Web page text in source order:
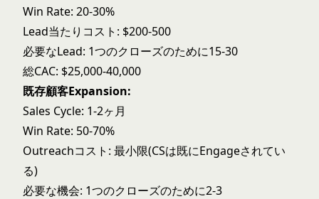
Win Rate: 20-30%
Lead当たりコスト: $200-500
必要なLead: 1つのクローズのために15-30
総CAC: $25,000-40,000
既存顧客Expansion:
Sales Cycle: 1-2ヶ月
Win Rate: 50-70%
Outreachコスト: 最小限(CSは既にEngageされてい
る)
必要な機会: 1つのクローズのために2-3